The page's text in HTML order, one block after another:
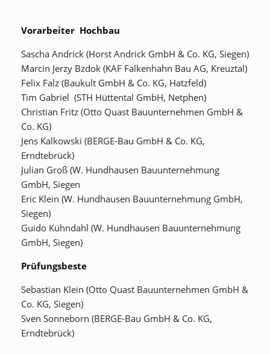
Vorarbeiter Hochbau
Sascha Andrick (Horst Andrick GmbH & Co. KG, Siegen)
Marcin Jerzy Bzdok (KAF Falkenhahn Bau AG, Kreuztal)
Felix Falz (Baukult GmbH & Co. KG, Hatzfeld)
Tim Gabriel (STH Hüttental GmbH, Netphen)
Christian Fritz (Otto Quast Bauunternehmen GmbH &
Co. KG)
Jens Kalkowski (BERGE-Bau GmbH & Co. KG,
Erndtebrück)
Julian Groß (W. Hundhausen Bauunternehmung
GmbH, Siegen
Eric Klein (W. Hundhausen Bauunternehmung GmbH,
Siegen)
Guido Kühndahl (W. Hundhausen Bauunternehmung
GmbH, Siegen)
Prüfungsbeste
Sebastian Klein (Otto Quast Bauunternehmen GmbH &
Co. KG, Siegen)
Sven Sonneborn (BERGE-Bau GmbH & Co. KG,
Erndtebrück)